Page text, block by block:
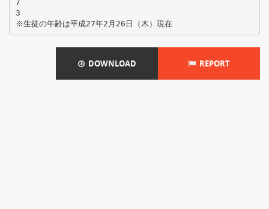
7
3
※生徒の年齢は平成27年2月26日（木）現在
DOWNLOAD REPORT